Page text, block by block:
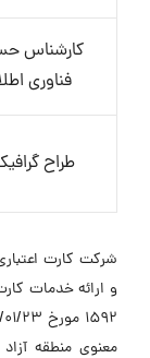
کارشناس
فناوری
طراح
و ارائه خدمات
معنوی منطقه